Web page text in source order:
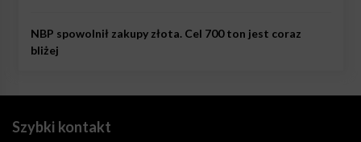
NBP spowolnił zakupy złota. Cel 700 ton jest coraz
bliżej
Szybki kontakt